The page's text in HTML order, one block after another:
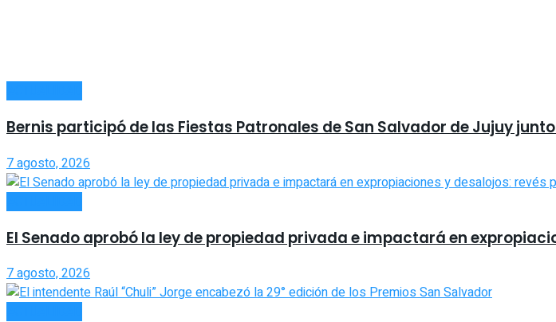
Bernis participó de las Fiestas Patronales de San Salvador de Jujuy
7 agosto, 2026
El Senado aprobó la ley de propiedad privada e impactará en
7 agosto, 2026